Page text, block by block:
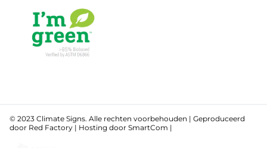
© 2023 Climate Signs. Alle rechten voorbehouden | Geproduceerd
door Red Factory | Hosting door SmartCom |